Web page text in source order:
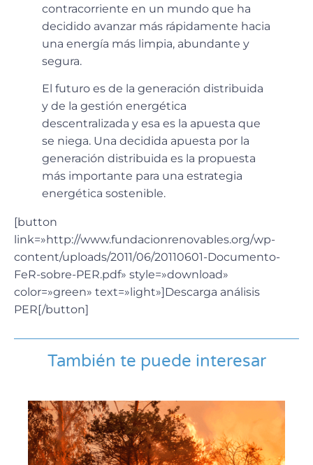
contracorriente en un mundo que ha
decidido avanzar más rápidamente hacia
una energía más limpia, abundante y
segura.
El futuro es de la generación distribuida
y de la gestión energética
descentralizada y esa es la apuesta que
se niega. Una decidida apuesta por la
generación distribuida es la propuesta
más importante para una estrategia
energética sostenible.
[button
link=»http://www.fundacionrenovables.org/wp-
content/uploads/2011/06/20110601-Documento-
FeR-sobre-PER.pdf» style=»download»
color=»green» text=»light»]Descarga análisis
PER[/button]
También te puede interesar